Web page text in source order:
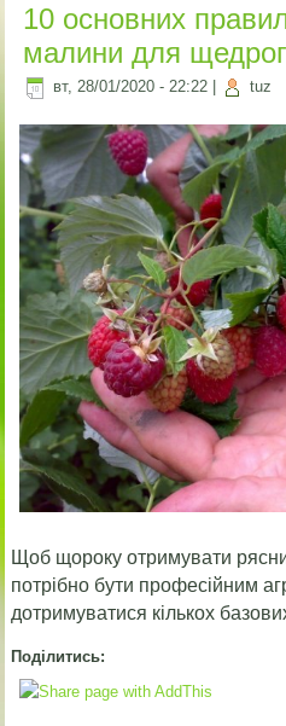
10 основних
малини для
вт, 28/01/2020 - 22:22 tuz
Щоб щороку отримувати
потрібно бути професійним
дотримуватися кількох
Поділитись: